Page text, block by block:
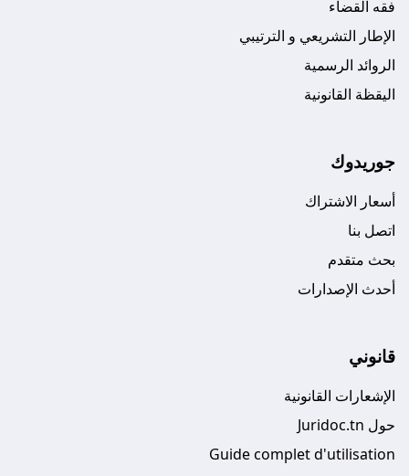
فقه القضاء
الإطار التشريعي و الترتيبي
الروائد الرسمية
اليقظة القانونية
جوريدوك
أسعار الاشتراك
اتصل بنا
بحث متقدم
أحدث الإصدارات
قانوني
الإشعارات القانونية
حول Juridoc.tn
Guide complet d'utilisation